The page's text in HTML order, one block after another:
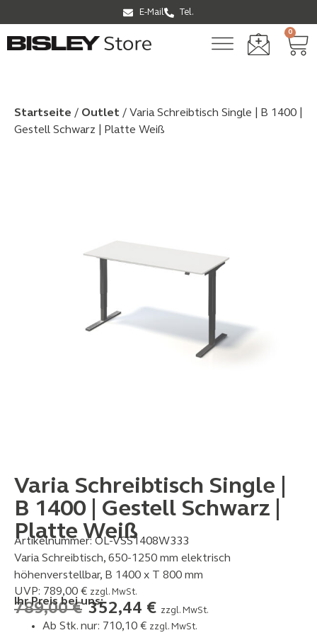
E-Mail Tel.
0
Startseite / Outlet / Varia Schreibtisch Single | B 1400 |
Gestell Schwarz | Platte Weiß
Varia Schreibtisch Single |
B 1400 | Gestell Schwarz |
Platte Weiß
Artikelnummer: OL-VSS1408W333
Varia Schreibtisch, 650-1250 mm elektrisch
höhenverstellbar, B 1400 x T 800 mm
UVP: 789,00 € zzgl. MwSt.
Ihr Preis bei uns:
789,00€ 352,44 € zzgl. MwSt.
Ab Stk. nur: 710,10 € zzgl. MwSt.